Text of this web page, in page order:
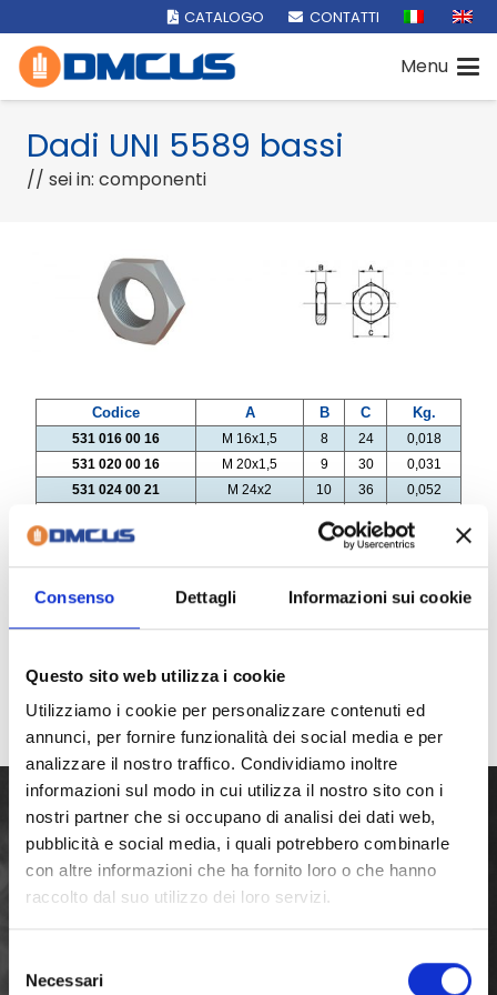
Consenso Dettagli Informazioni sui cookie
Questo sito web utilizza i cookie
Utilizziamo i cookie per personalizzare contenuti ed
annunci, per fornire funzionalità dei social media e per
analizzare il nostro traffico. Condividiamo inoltre
informazioni sul modo in cui utilizza il nostro sito con i
nostri partner che si occupano di analisi dei dati web,
pubblicità e social media, i quali potrebbero combinarle
con altre informazioni che ha fornito loro o che hanno
raccolto dal suo utilizzo dei loro servizi.
delNecessari
CATALOGO CONTATTI
Menu
Dadi UNI 5589 bassi
// sei in: componenti
La nostra avventura inizia negli anni ’70, quando i fratelli
azienda propria: la CUS MECCANICA Snc, dedita alla